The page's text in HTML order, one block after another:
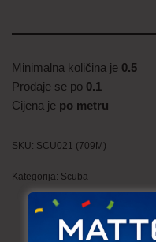
Minimalna količina je 0.5
Prodaje se po 0.1
Cijena je po metru
SKU: SCU021 (709M)
Kategorija: Scuba